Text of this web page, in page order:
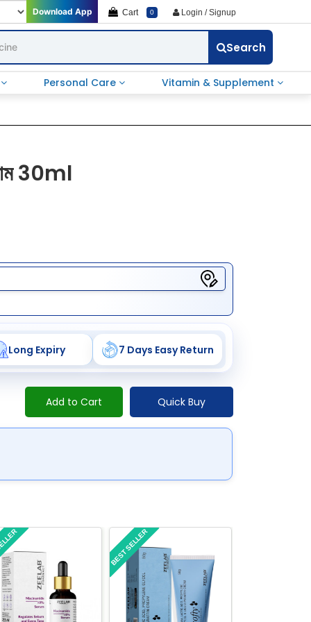
Download App Cart 0 Login / Signup
Search
Personal Care Vitamin & Supplement
30ml
Long Expiry 7 Days Easy Return
Add to Cart Quick Buy
BEST SELLER